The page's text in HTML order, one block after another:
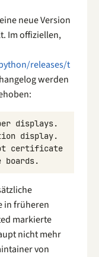
neue Version
Im offiziellen,
releases/t
werden
displays.
display.
certificate
boards.
in früheren
markierte
nicht mehr
von